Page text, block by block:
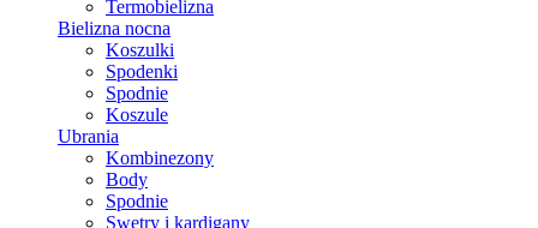
Termobielizna
Bielizna nocna
Koszulki
Spodenki
Spodnie
Koszule
Ubrania
Kombinezony
Body
Spodnie
Swetry i kardigany